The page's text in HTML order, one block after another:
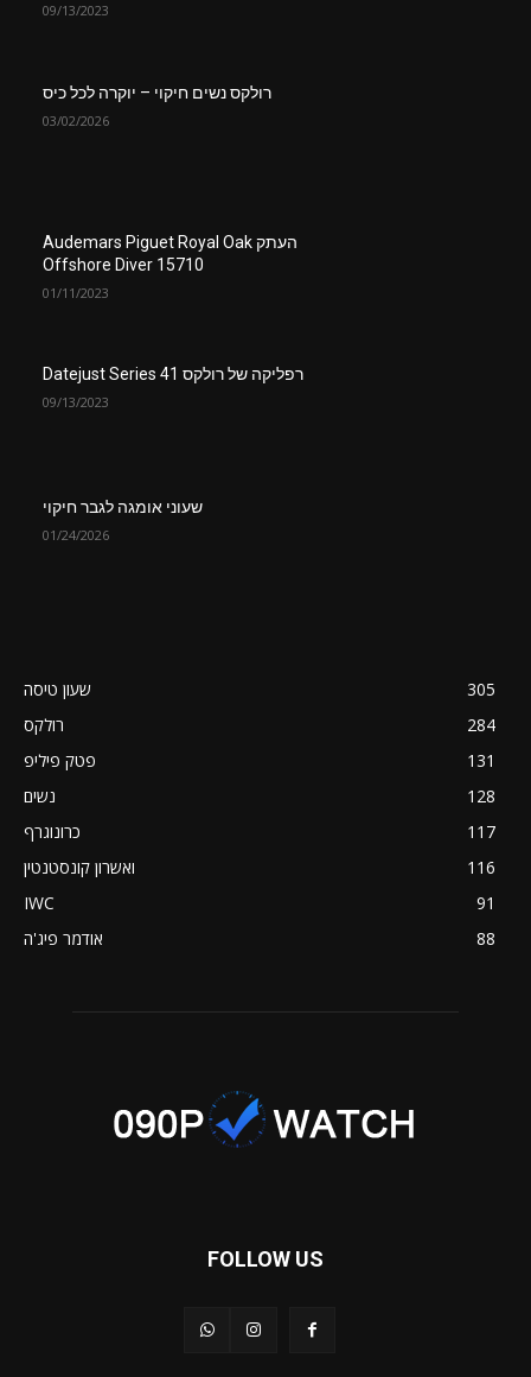
09/13/2023
רולקס נשים חיקוי – יוקרה לכל כיס
03/02/2026
העתק Audemars Piguet Royal Oak
Offshore Diver 15710
01/11/2023
רפליקה של רולקס Datejust Series 41
09/13/2023
שעוני אומגה לגבר חיקוי
01/24/2026
שעון טיסה
305
רולקס
284
פטק פיליפ
131
נשים
128
כרונוגרף
117
ואשרון קונסטנטין
116
IWC
91
אודמר פיג'ה
88
FOLLOW US